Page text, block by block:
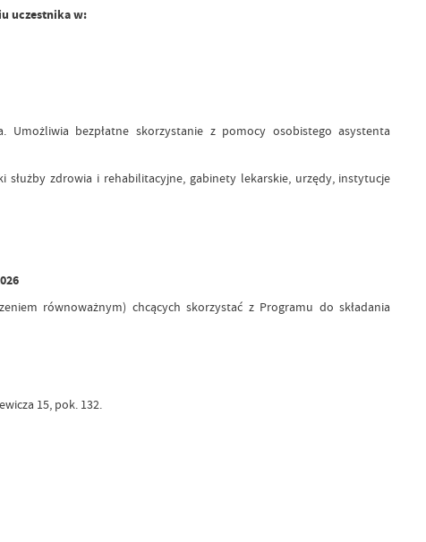
uczestnika w:
Umożliwia bezpłatne skorzystanie z pomocy osobistego asystenta
zdrowia i rehabilitacyjne, gabinety lekarskie, urzędy, instytucje
równoważnym) chcących skorzystać z Programu do składania
15, pok. 132.